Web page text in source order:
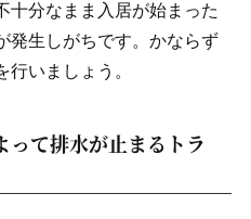
十分なまま入居が始まった
発生しがちです。かならず
いましょう。
って排水が止まるトラ